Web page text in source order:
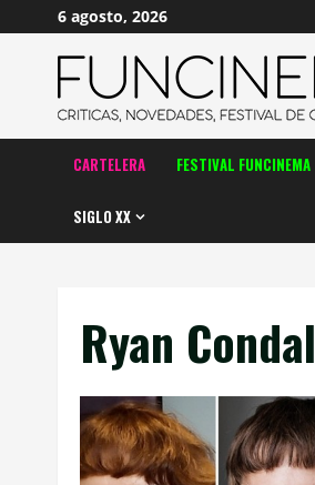
contenido
6 agosto, 2026
CARTELERA FESTIVAL FUNCINEMA
SIGLO XX
Ryan Condal